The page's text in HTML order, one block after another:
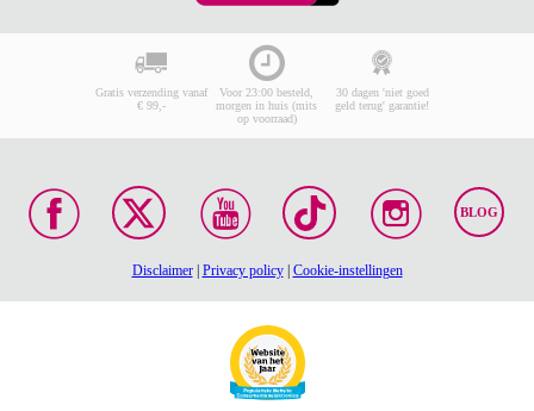
Gratis verzending vanaf
€ 99,-
Voor 23:00 besteld,
morgen in huis (mits
op voorraad)
30 dagen 'niet goed
geld terug' garantie!
BLOG
Disclaimer| Privacy policy| Cookie-instellingen